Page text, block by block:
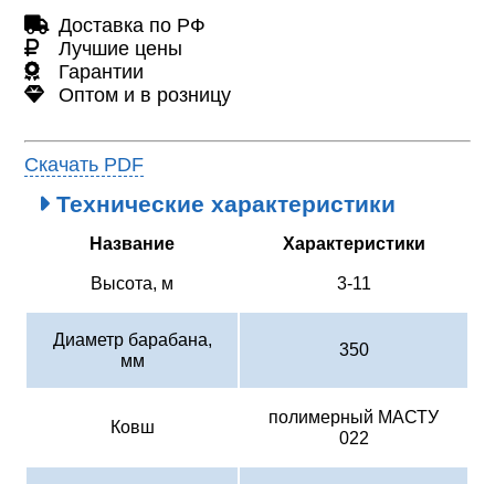
Доставка по РФ
Лучшие цены
Гарантии
Оптом и в розницу
Скачать PDF
Технические характеристики
Название Характеристики
Высота, м 3-11
Диаметр барабана,
мм
350
Ковш
полимерный МАСТУ
022